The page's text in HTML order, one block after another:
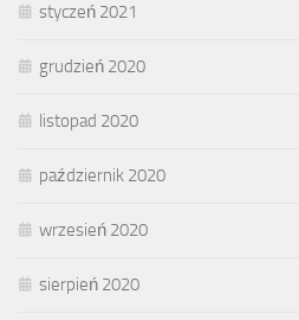
styczeń 2021
grudzień 2020
listopad 2020
październik 2020
wrzesień 2020
sierpień 2020